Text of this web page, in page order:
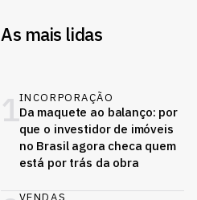
As mais lidas
1INCORPORAÇÃO
Da maquete ao balanço: por
que o investidor de imóveis
no Brasil agora checa quem
está por trás da obra
VENDAS